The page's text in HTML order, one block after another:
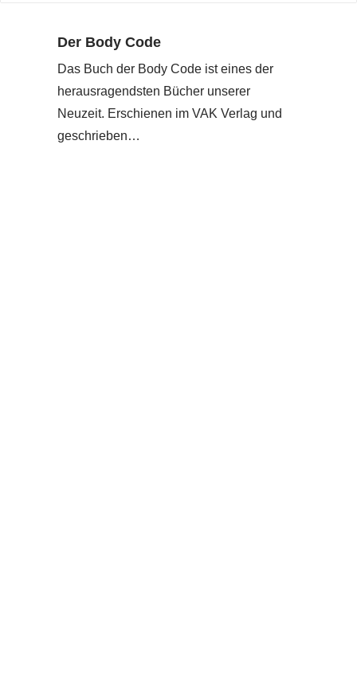
Der Body Code
Das Buch der Body Code ist eines der
herausragendsten Bücher unserer
Neuzeit. Erschienen im VAK Verlag und
geschrieben…